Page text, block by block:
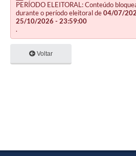
PERÍODO ELEITORAL: Conteúdo
durante o período eleitoral de04/07/
25/10/2026 - 23:59:00
.
Voltar